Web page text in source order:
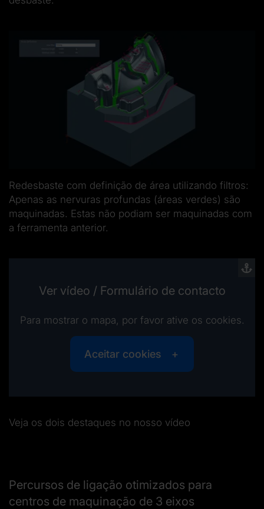
Redesbaste com definição de área utilizando filtros:
Apenas as nervuras profundas (áreas verdes) são
maquinadas. Estas não podiam ser maquinadas com
a ferramenta anterior.
Veja os dois destaques no nosso vídeo
Ver vídeo / Formulário de contacto
Para mostrar o mapa, por favor ative os cookies.
Aceitar cookies
Percursos de ligação otimizados para
centros de maquinação de 3 eixos